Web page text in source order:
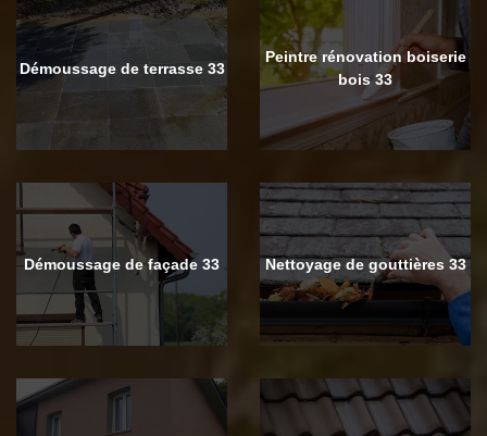
Démoussage de terrasse 33
Peintre rénovation boiserie
bois 33
Démoussage de façade 33 Nettoyage de gouttières 33